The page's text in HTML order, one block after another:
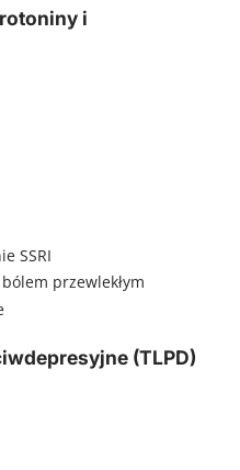
i
SSRI
przewlekłym
(TLPD)